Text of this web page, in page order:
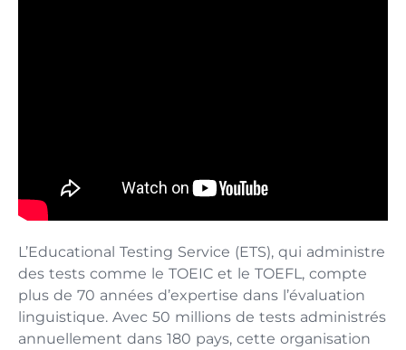
L’Educational Testing Service (ETS), qui administre
des tests comme le TOEIC et le TOEFL, compte
plus de 70 années d’expertise dans l’évaluation
linguistique. Avec 50 millions de tests administrés
annuellement dans 180 pays, cette organisation